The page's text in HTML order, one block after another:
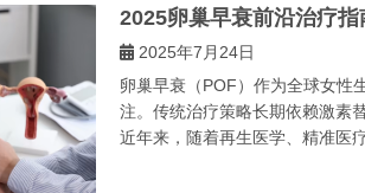
2025卵巢早衰前沿治疗
2025年7月24日
卵巢早衰（POF）作为全球女性
注。传统治疗策略长期依赖激素
近年来，随着再生医学、精准医